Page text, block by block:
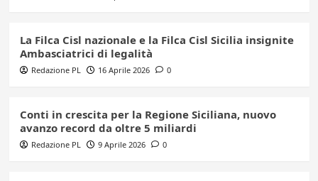
La Filca Cisl nazionale e la Filca Cisl Sicilia insignite
Ambasciatrici di legalità
Redazione PL 16 Aprile 2026 0
Conti in crescita per la Regione Siciliana, nuovo
avanzo record da oltre 5 miliardi
Redazione PL 9 Aprile 2026 0